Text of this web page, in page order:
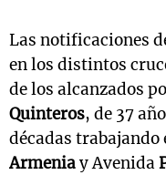
Las notificaciones
en los distintos
de los alcanzados
Quinteros, de 37
décadas trabajando
Armeniay Avenida